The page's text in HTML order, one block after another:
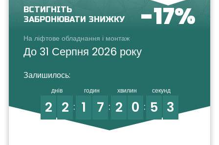
ВСТИГНІТЬ
ЗАБРОНЮВАТИ ЗНИЖКУ
-17%
На ліфтове обладнання і монтаж
До 31 Серпня 2026 року
Залишилось:
днів
2 2
годин
1 7
хвилин
2 0
секунд
5 1